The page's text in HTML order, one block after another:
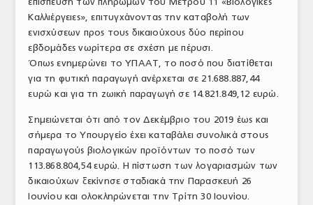
ΕΛΛΗΝΙΚΗ ΝΟΜΟΘΕΣΙΑ
ΕΥΡΩΠΑΪΚΗ ΝΟΜΟΘΕΣΙΑ
ΤΟ ΠΕΡΙΟΔΙΚΟ
ΑΡΧΕΙΟ ΤΕΥΧΩΝ
ΣΥΝΕΔΡΙΟ ΚΡΕΑΤΟΣ
Καλλιέργειες», επιτυγχάνοντας την καταβολή των
ενισχύσεων προς τους δικαιούχους δύο περίπου
εβδομάδες νωρίτερα σε σχέση με πέρυσι.
Όπως ενημερώνει το ΥΠΑΑΤ, το ποσό που διατίθεται
για τη φυτική παραγωγή ανέρχεται σε 21.688.887,44
ευρώ και για τη ζωική παραγωγή σε 14.821.849,12 ευρώ.
Σημειώνεται ότι από τον Δεκέμβριο του 2019 έως και
σήμερα το Υπουργείο έχει καταβάλει συνολικά στους
παραγωγούς βιολογικών προϊόντων το ποσό των
113.868.804,54 ευρώ. Η πίστωση των λογαριασμών των
δικαιούχων ξεκίνησε σταδιακά την Παρασκευή 26
Ιουνίου και ολοκληρώνεται την Τρίτη 30 Ιουνίου.